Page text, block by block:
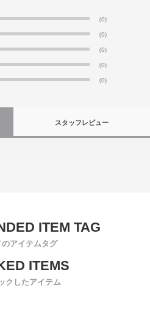
(0)
(0)
(0)
(0)
(0)
スタッフレビュー
のアイテムタグ
クしたアイテム